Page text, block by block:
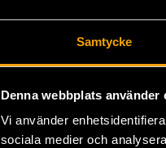
Samtycke
Denna webbplats använder
Vi använder
sociala medier och